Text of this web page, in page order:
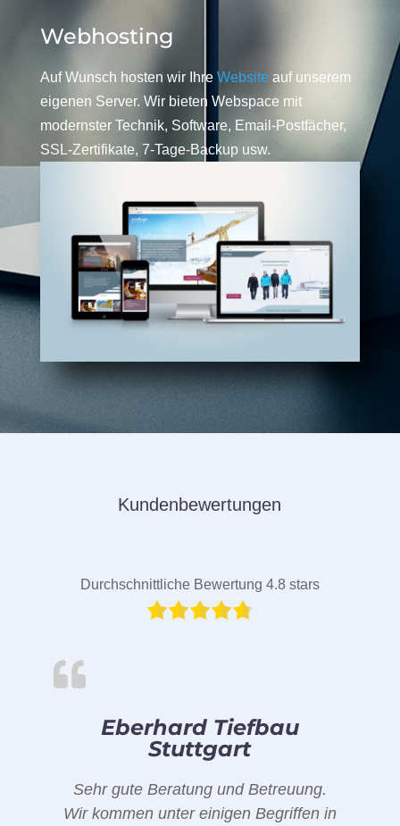
Webhosting
Auf Wunsch hosten wir Ihre Website auf unserem
eigenen Server. Wir bieten Webspace mit
modernster Technik, Software, Email-Postfächer,
SSL-Zertifikate, 7-Tage-Backup usw.
Kundenbewertungen
Durchschnittliche Bewertung 4.8 stars
Eberhard Tiefbau
Stuttgart
Sehr gute Beratung und Betreuung.
Wir kommen unter einigen Begriffen in